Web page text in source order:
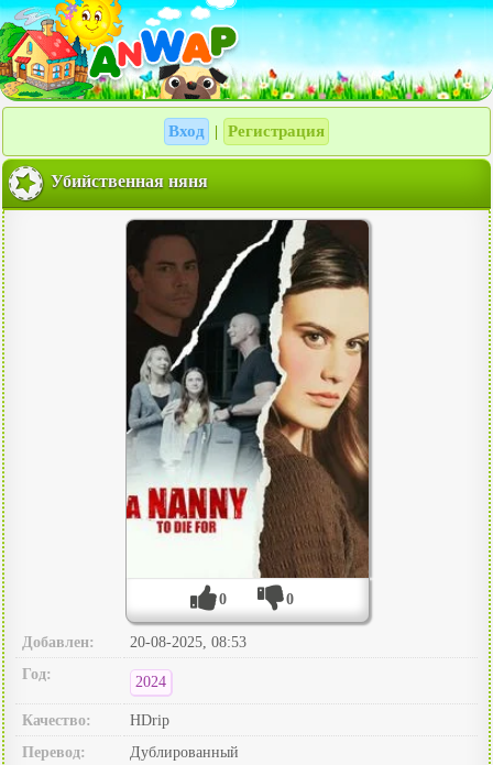
Вход Регистрация
Убийственная няня
0 0
Добавлен:
20-08-2025, 08:53
Год:
2024
Качество:
HDrip
Перевод:
Дублированный